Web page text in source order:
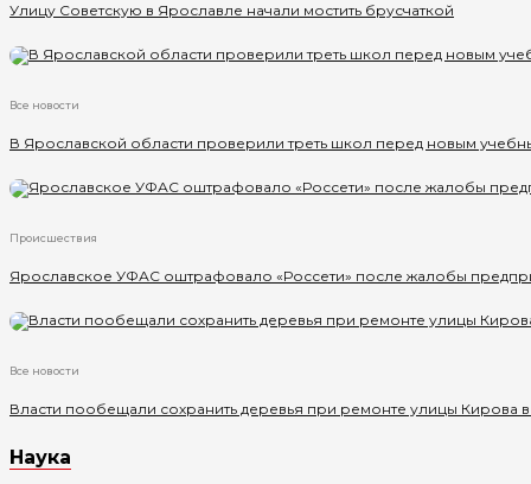
Улицу Советскую в Ярославле начали мостить брусчаткой
Все новости
В Ярославской области проверили треть школ перед новым
Происшествия
Ярославское УФАС оштрафовало «Россети» после жалобы
Все новости
Власти пообещали сохранить деревья при ремонте улицы Кирова
Наука